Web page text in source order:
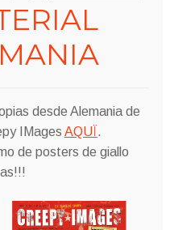
desde Alemania de
IMages AQUÏ .
de posters de giallo